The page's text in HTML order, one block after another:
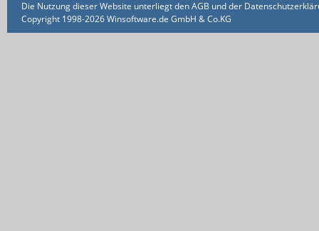
Die Nutzung dieser Website unterliegt den AGB und der
Copyright 1998-2026 Winsoftware.de GmbH & Co.KG